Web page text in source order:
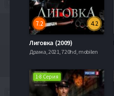
4.2
7.2
Лиговка (2009)
Драма, 2021, 720hd, mobilen
1-8 Серия